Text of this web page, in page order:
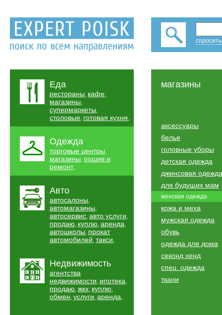
Еда
рестораны, кафе,
магазины,
супермаркеты,
столовые, готовая кухня,
Одежда
торговые центры,
магазины, пошив и
ремонт,
Авто
автосалоны,
автомагазины,
автосервис, авто услуги,
продаю, куплю, аренда,
автошколы, прокат
автомобилей, такси,
Недвижимость
агентства
недвижимости, ипотека,
продаю, жкх, куплю,
обмен, услуги, аренда,
магазины
аксессуары
белье
головные уборы
детская одежда
джинсовая одежда
для будущих мам
женская одежда
кожа и меха
мужская одежда
обувь
одежда для дома
секонд хенд
спец. одежда
ткани